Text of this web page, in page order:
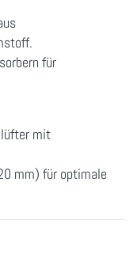
für
mit
mm) für optimale